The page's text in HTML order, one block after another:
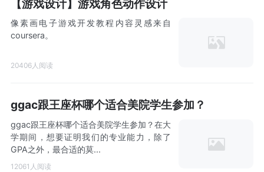
【游戏设计】游戏角色动作设计
像素画电子游戏开发教程内容灵感来自
coursera。
20406人阅读
ggac跟王座杯哪个适合美院学生参加？
ggac跟王座杯哪个适合美院学生参加？在大
学期间，想要证明我们的专业能力，除了
GPA之外，最合适的莫...
12061人阅读